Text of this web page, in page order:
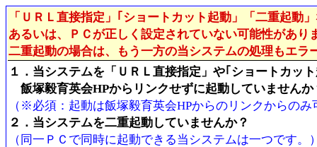
「ＵＲＬ直接指定」｢ショートカット起動」「二重起動
あるいは、ＰＣが正しく設定されていない可能性があり
二重起動の場合は、もう一方の当システムの処理もエ
１．当システムを「ＵＲＬ直接指定」や｢ショートカッ
飯塚毅育英会HPからリンクせずに起動していませんか
（※必須：起動は飯塚毅育英会HPからのリンクからのみ
２．当システムを二重起動していませんか？
（同一ＰＣで同時に起動できる当システムは一つです。